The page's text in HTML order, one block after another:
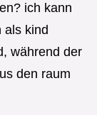
ich kann
als kind
während der
den raum